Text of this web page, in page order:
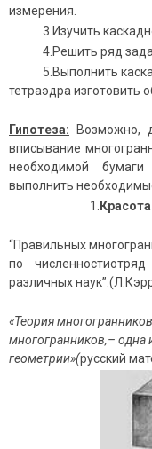
измерения.
3.Изучить
4.Решить ряд
5.Выполнить
тетраэдра изготовить
Гипотеза: Возможно,
вписывание
необходимой
выполнить
1.
“Правильных
по
различных
«Теория
многогранников,– одна
геометрии»(русский